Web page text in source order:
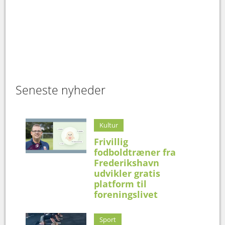
Seneste nyheder
Kultur
Frivillig
fodboldtræner fra
Frederikshavn
udvikler gratis
platform til
foreningslivet
Sport